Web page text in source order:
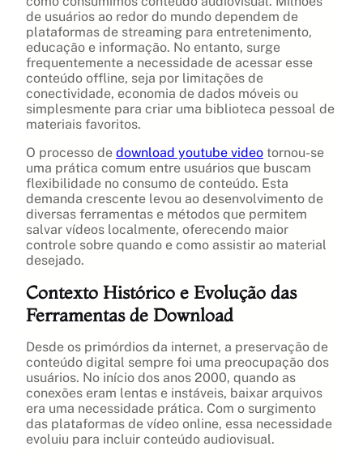
de usuários ao redor do mundo dependem de
plataformas de streaming para entretenimento,
educação e informação. No entanto, surge
frequentemente a necessidade de acessar esse
conteúdo offline, seja por limitações de
conectividade, economia de dados móveis ou
simplesmente para criar uma biblioteca pessoal de
materiais favoritos.
O processo de download youtube video tornou-se
uma prática comum entre usuários que buscam
flexibilidade no consumo de conteúdo. Esta
demanda crescente levou ao desenvolvimento de
diversas ferramentas e métodos que permitem
salvar vídeos localmente, oferecendo maior
controle sobre quando e como assistir ao material
desejado.
Contexto Histórico e Evolução das
Ferramentas de Download
Desde os primórdios da internet, a preservação de
conteúdo digital sempre foi uma preocupação dos
usuários. No início dos anos 2000, quando as
conexões eram lentas e instáveis, baixar arquivos
era uma necessidade prática. Com o surgimento
das plataformas de vídeo online, essa necessidade
evoluiu para incluir conteúdo audiovisual.